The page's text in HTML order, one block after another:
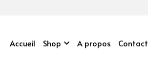
Accueil Shop A propos Contact